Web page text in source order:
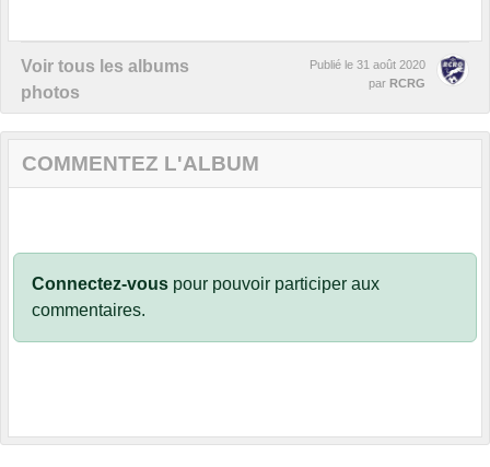
Voir tous les albums
photos
Publié le 31 août 2020
par RCRG
COMMENTEZ L'ALBUM
Connectez-vous pour pouvoir participer aux
commentaires.